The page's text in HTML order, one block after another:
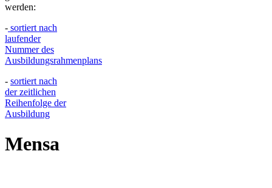
werden:
- sortiert nach
laufender
Nummer des
Ausbildungsrahmenplans
- sortiert nach
der zeitlichen
Reihenfolge der
Ausbildung
Mensa